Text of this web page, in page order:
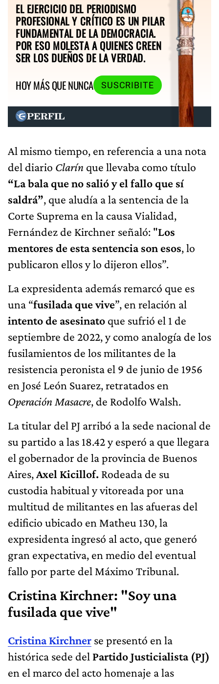
EL EJERCICIO DEL PERIODISMO
PROFESIONAL Y CRÍTICO ES UN PILAR
FUNDAMENTAL DE LA DEMOCRACIA.
POR ESO MOLESTA A QUIENES CREEN
SER LOS DUEÑOS DE LA VERDAD.
HOY MÁS QUE NUNCA
SUSCRIBITE
Al mismo tiempo, en referencia a una nota
del diario Clarín que llevaba como título
“La bala que no salió y el fallo que sí
saldrá”, que aludía a la sentencia de la
Corte Suprema en la causa Vialidad,
Fernández de Kirchner señaló: "Los
mentores de esta sentencia son esos, lo
publicaron ellos y lo dijeron ellos”.
La expresidenta además remarcó que es
una “fusilada que vive”, en relación al
intento de asesinato que sufrió el 1 de
septiembre de 2022, y como analogía de los
fusilamientos de los militantes de la
resistencia peronista el 9 de junio de 1956
en José León Suarez, retratados en
Operación Masacre, de Rodolfo Walsh.
La titular del PJ arribó a la sede nacional de
su partido a las 18.42 y esperó a que llegara
el gobernador de la provincia de Buenos
Aires,Axel Kicillof. Rodeada de su
custodia habitual y vitoreada por una
multitud de militantes en las afueras del
edificio ubicado en Matheu 130, la
expresidenta ingresó al acto, que generó
gran expectativa, en medio del eventual
fallo por parte del Máximo Tribunal.
Cristina Kirchner: "Soy una
fusilada que vive"
Cristina Kirchner se presentó en la
histórica sede del Partido Justicialista (PJ)
en el marco del acto homenaje a las